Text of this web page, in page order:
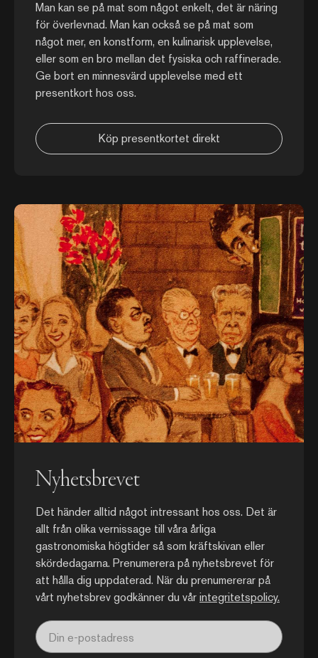
Man kan se på mat som något enkelt, det är näring
för överlevnad. Man kan också se på mat som
något mer, en konstform, en kulinarisk upplevelse,
eller som en bro mellan det fysiska och raffinerade.
Ge bort en minnesvärd upplevelse med ett
presentkort hos oss.
Köp presentkortet direkt
Nyhetsbrevet
Det händer alltid något intressant hos oss. Det är
allt från olika vernissage till våra årliga
gastronomiska högtider så som kräftskivan eller
skördedagarna. Prenumerera på nyhetsbrevet för
att hålla dig uppdaterad. När du prenumererar på
vårt nyhetsbrev godkänner du vår integritetspolicy.